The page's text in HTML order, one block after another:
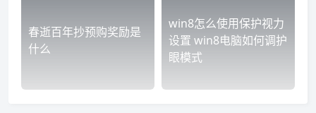
春逝百年抄预购奖励是
什么
win8怎么使用保护视力
设置 win8电脑如何调护
眼模式